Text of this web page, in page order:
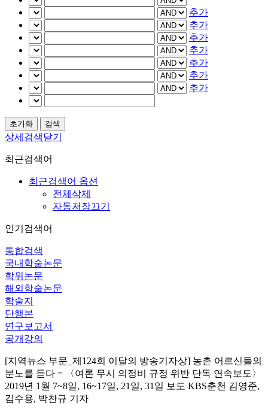
추가
추가
추가
추가
추가
추가
추가
상세검색닫기
최근검색어
최근검색어 옵션
전체삭제
자동저장끄기
인기검색어
통합검색
국내학술논문
학위논문
해외학술논문
학술지
단행본
연구보고서
공개강의
[지역뉴스 부문_제124회 이달의 방송기자상] 농촌 어르신들의
분노를 듣다 = 〈여론 무시 의정비 규정 위반 단독 연속보도〉
2019년 1월 7~8일, 16~17일, 21일, 31일 보도 KBS춘천 김영준,
김수용, 박찬규 기자